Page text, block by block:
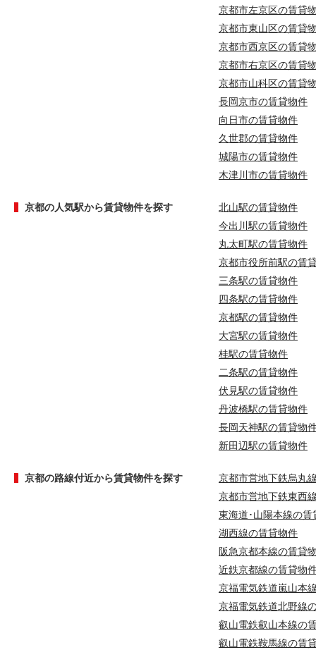
京都市左京区の賃貸
京都市東山区の賃貸
京都市西京区の賃貸
京都市右京区の賃貸
京都市山科区の賃貸
長岡京市の賃貸物件
向日市の賃貸物件
久世郡の賃貸物件
城陽市の賃貸物件
木津川市の賃貸物件
京都の人気駅から賃貸物件を探す
北山駅の賃貸物件
今出川駅の賃貸物件
丸太町駅の賃貸物件
京都市役所前駅の賃
三条駅の賃貸物件
四条駅の賃貸物件
京都駅の賃貸物件
大宮駅の賃貸物件
桂駅の賃貸物件
二条駅の賃貸物件
伏見駅の賃貸物件
丹波橋駅の賃貸物件
長岡天神駅の賃貸物
新田辺駅の賃貸物件
京都の路線付近から賃貸物件を探す
京都市営地下鉄烏丸
京都市営地下鉄東西
東海道･山陽本線の賃
湖西線の賃貸物件
阪急京都本線の賃貸
近鉄京都線の賃貸物
京福電気鉄道嵐山本
京福電気鉄道北野線
叡山電鉄叡山本線の
叡山電鉄鞍馬線の賃